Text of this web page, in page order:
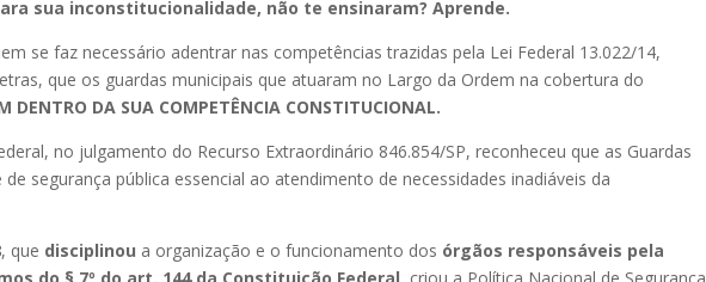
sua inconstitucionalidade, não te ensinaram? Aprende.
se faz necessário adentrar nas competências trazidas pela Lei Federal 13.022/14,
que os guardas municipais que atuaram no Largo da Ordem na cobertura do
DENTRO DA SUA COMPETÊNCIA CONSTITUCIONAL.
no julgamento do Recurso Extraordinário 846.854/SP, reconheceu que as Guardas
segurança pública essencial ao atendimento de necessidades inadiáveis da
, que disciplinou a organização e o funcionamento dos órgãos responsáveis pela